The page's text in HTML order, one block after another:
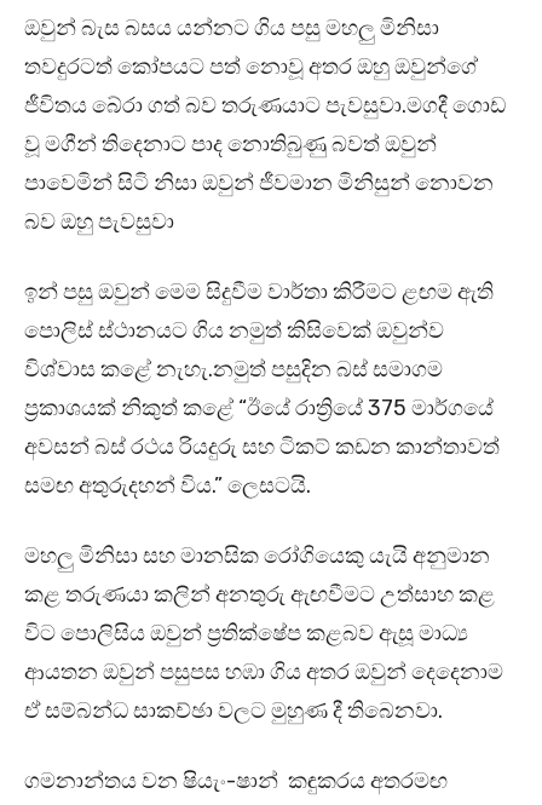
ඔවුන් බැස බසය යන්නට ගිය පසු මහලු මිනිසා
තවදුරටත් කෝපයට පත් නොවූ අතර ඔහු ඔවුන්ගේ
ජීවිතය බේරා ගත් බව තරුණයාට පැවසුවා.මගදී ගොඩ
වූ මගීන් තිදෙනාට පාද නොතිබුණු බවත් ඔවුන්
පාවෙමින් සිටි නිසා ඔවුන් ජීවමාන මිනිසුන් නොවන
බව ඔහු පැවසුවා
ඉන් පසු ඔවුන් මෙම සිදුවීම වාර්තා කිරීමට ළඟම ඇති
පොලිස් ස්ථානයට ගිය නමුත් කිසිවෙක් ඔවුන්ව
විශ්වාස කළේ නැහැ.නමුත් පසුදින බස් සමාගම
ප්‍රකාශයක් නිකුත් කළේ “ඊයේ රාත්‍රියේ 375 මාර්ගයේ
අවසන් බස් රථය රියදුරු සහ ටිකට් කඩන කාන්තාවත්
සමඟ අතුරුදහන් විය.” ලෙසටයි.
මහලු මිනිසා සහ මානසික රෝගියෙකු යැයි අනුමාන
කළ තරුණයා කලින් අනතුරු ඇඟවීමට උත්සාහ කළ
විට පොලිසිය ඔවුන් ප්‍රතික්ෂේප කළබව ඇසූ මාධ්‍ය
ආයතන ඔවුන් පසුපස හඹා ගිය අතර ඔවුන් දෙදෙනාම
ඒ සම්බන්ධ සාකච්ඡා වලට මුහුණ දී තිබෙනවා.
ගමනාන්තය වන ෂියැං-ෂාන් කඳුකරය අතරමඟ